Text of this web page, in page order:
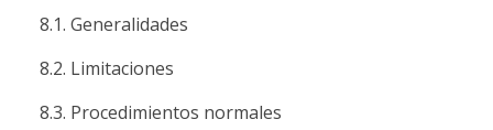
8.1. Generalidades
8.2. Limitaciones
8.3. Procedimientos normales